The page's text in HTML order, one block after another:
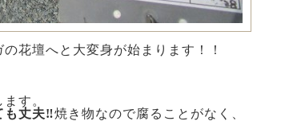
花壇へと大変身が始まります！！
す。
も丈夫‼焼き物なので腐ることがなく、